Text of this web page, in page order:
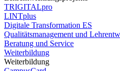
TRIGITALpro
LINTplus
Digitale Transformation ES
Qualitätsmanagement und
Beratung und Service
Weiterbildung
Weiterbildung